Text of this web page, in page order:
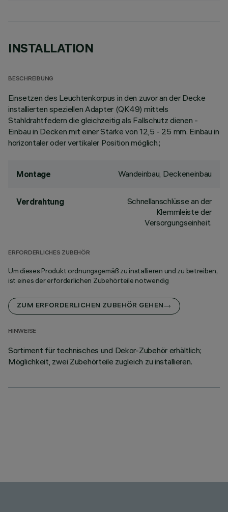
INSTALLATION
BESCHREIBUNG
Einsetzen des Leuchtenkorpus in den zuvor an der Decke
installierten speziellen Adapter (QK49) mittels
Stahldrahtfedern die gleichzeitig als Fallschutz dienen -
Einbau in Decken mit einer Stärke von 12,5 - 25 mm. Einbau in
horizontaler oder vertikaler Position möglich.;
Montage Wandeinbau, Deckeneinbau
Verdrahtung
Schnellanschlüsse an der
Klemmleiste der
Versorgungseinheit.
ERFORDERLICHES ZUBEHÖR
Um dieses Produkt ordnungsgemäß zu installieren und zu betreiben,
ist eines der erforderlichen Zubehörteile notwendig
ZUM ERFORDERLICHEN ZUBEHÖR GEHEN
HINWEISE
Sortiment für technisches und Dekor-Zubehör erhältlich;
Möglichkeit, zwei Zubehörteile zugleich zu installieren.